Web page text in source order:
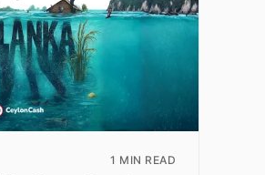
1 MIN READ